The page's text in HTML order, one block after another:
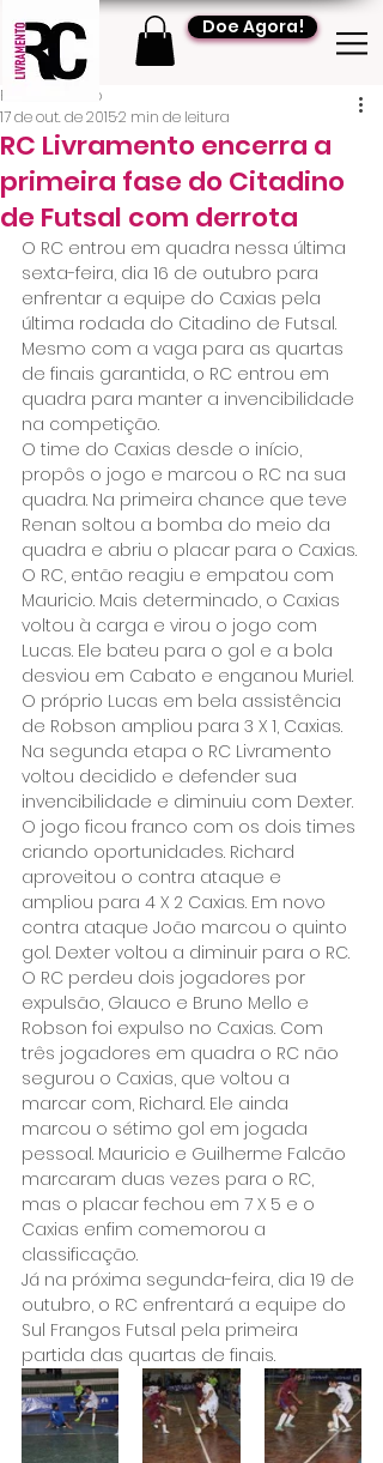
Doe Agora!
RC Livramento encerra a
primeira fase do Citadino
de Futsal com derrota
RC Livramento
17 de out. de 20152 min de leitura
O RC entrou em quadra nessa última
sexta-feira, dia 16 de outubro para
enfrentar a equipe do Caxias pela
última rodada do Citadino de Futsal.
Mesmo com a vaga para as quartas
de finais garantida, o RC entrou em
quadra para manter a invencibilidade
na competição.
O time do Caxias desde o início,
propôs o jogo e marcou o RC na sua
quadra. Na primeira chance que teve
Renan soltou a bomba do meio da
quadra e abriu o placar para o Caxias.
O RC, então reagiu e empatou com
Mauricio. Mais determinado, o Caxias
voltou à carga e virou o jogo com
Lucas. Ele bateu para o gol e a bola
desviou em Cabato e enganou Muriel.
O próprio Lucas em bela assistência
de Robson ampliou para 3 X 1, Caxias.
Na segunda etapa o RC Livramento
voltou decidido e defender sua
invencibilidade e diminuiu com Dexter.
O jogo ficou franco com os dois times
criando oportunidades. Richard
aproveitou o contra ataque e
ampliou para 4 X 2 Caxias. Em novo
contra ataque João marcou o quinto
gol. Dexter voltou a diminuir para o RC.
O RC perdeu dois jogadores por
expulsão, Glauco e Bruno Mello e
Robson foi expulso no Caxias. Com
três jogadores em quadra o RC não
segurou o Caxias, que voltou a
marcar com, Richard. Ele ainda
marcou o sétimo gol em jogada
pessoal. Mauricio e Guilherme Falcão
marcaram duas vezes para o RC,
mas o placar fechou em 7 X 5 e o
Caxias enfim comemorou a
classificação.
Já na próxima segunda-feira, dia 19 de
outubro, o RC enfrentará a equipe do
Sul Frangos Futsal pela primeira
partida das quartas de finais.